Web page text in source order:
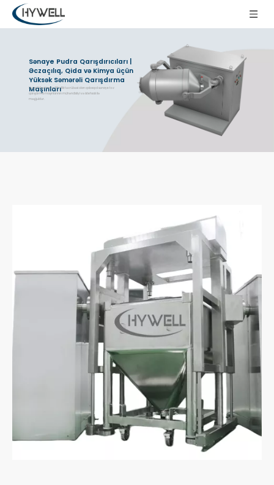
Sənaye Pudra Qarışdırıcıları |
Əczaçılıq, Qida və Kimya üçün
Yüksək Səmərəli Qarışdırma
Maşınları
Hywell Machinery 20+ illik təcrübəsi olan qabaqcıl sənaye toz
qarışdırma maşınlarının mühəndisliyi və istehsalı ilə
məşğuldur.